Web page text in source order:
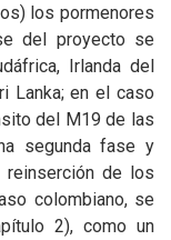
los pormenores
del proyecto se
Irlanda del
Lanka; en el caso
del M19 de las
segunda fase y
reinserción de los
colombiano, se
2), como un